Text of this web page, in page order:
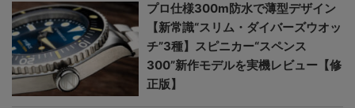
プロ仕様300m防水で薄型デザイン
【新常識“スリム・ダイバーズウオッ
チ”3種】スピニカー“スペンス
300”新作モデルを実機レビュー【修
正版】